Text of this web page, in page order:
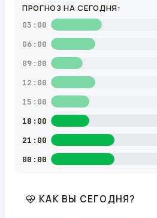
ПРОГНОЗ НА СЕГОДНЯ:
03:00
06:00
09:00
12:00
15:00
18:00
21:00
00:00
КАК ВЫ СЕГОДНЯ?